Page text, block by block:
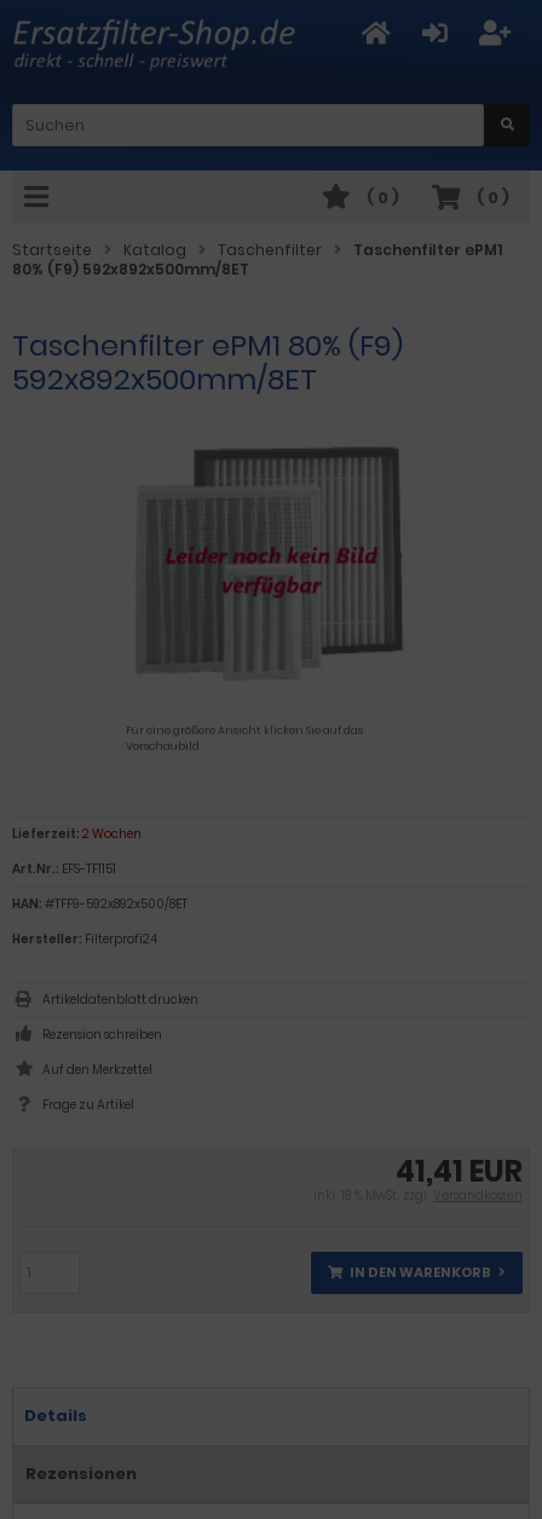
( 0 )
( 0 )
Startseite Katalog Taschenfilter
Taschenfilter ePM1
80% (F9) 592x892x500mm/8ET
Taschenfilter ePM1 80% (F9)
592x892x500mm/8ET
Für eine größere Ansicht klicken Sie auf das
Vorschaubild
41,41 EUR
inkl. 19 % MwSt. zzgl. Versandkosten
IN DEN WARENKORB
Lieferzeit: 2 Wochen
Art.Nr.: EFS-TF1151
HAN: #TFF9-592x892x500/8ET
Hersteller: Filterprofi24
Artikeldatenblatt drucken
Rezension schreiben
Frage zu Artikel
Details
Rezensionen